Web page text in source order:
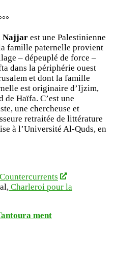
Najjar est une Palestinienne
famille paternelle provient
– dépeuplé de force –
dans la périphérie ouest
et dont la famille
est originaire d’Ijzim,
de Haïfa. C’est une
une chercheuse et
retraitée de littérature
à l’Université Al-Quds, en
Countercurrents
Charleroi pour la
ment